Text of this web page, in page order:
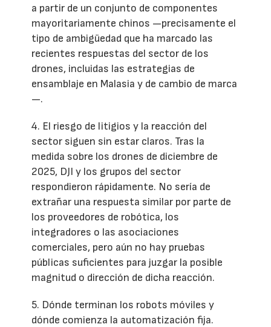
a partir de un conjunto de componentes
mayoritariamente chinos —precisamente el
tipo de ambigüedad que ha marcado las
recientes respuestas del sector de los
drones, incluidas las estrategias de
ensamblaje en Malasia y de cambio de marca
—.
4. El riesgo de litigios y la reacción del
sector siguen sin estar claros. Tras la
medida sobre los drones de diciembre de
2025, DJI y los grupos del sector
respondieron rápidamente. No sería de
extrañar una respuesta similar por parte de
los proveedores de robótica, los
integradores o las asociaciones
comerciales, pero aún no hay pruebas
públicas suficientes para juzgar la posible
magnitud o dirección de dicha reacción.
5. Dónde terminan los robots móviles y
dónde comienza la automatización fija.